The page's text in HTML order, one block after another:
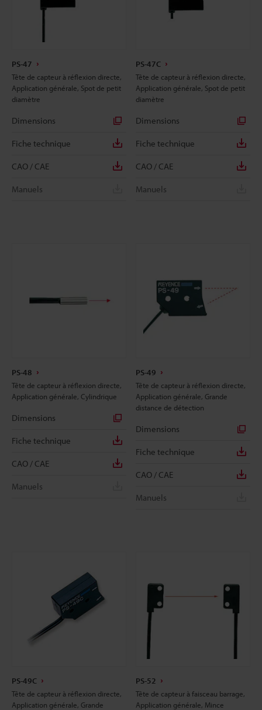
PS-47
Tête de capteur à réflexion directe,
Application générale, Spot de petit
diamètre
Dimensions
Fiche technique
CAO / CAE
Manuels
PS-47C
Tête de capteur à réflexion directe,
Application générale, Spot de petit
diamètre
Dimensions
Fiche technique
CAO / CAE
Manuels
PS-48
Tête de capteur à réflexion directe,
Application générale, Cylindrique
Dimensions
Fiche technique
CAO / CAE
Manuels
PS-49
Tête de capteur à réflexion directe,
Application générale, Grande
distance de détection
Dimensions
Fiche technique
CAO / CAE
Manuels
PS-49C
Tête de capteur à réflexion directe,
Application générale, Grande
PS-52
Tête de capteur à faisceau barrage,
Application générale, Mince